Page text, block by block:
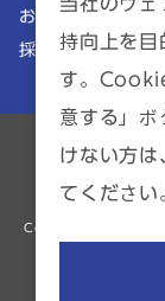
お知らせ
採用情報
金融商品
Copyright ©
持向上を
す。
意する」ボ
けない方は
てください